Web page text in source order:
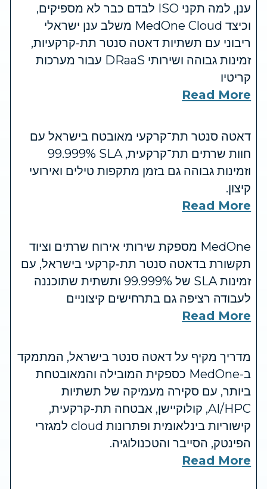
ענן, למה תקני ISO לבדם כבר לא מספיקים,
וכיצד MedOne Cloud משלב ענן ישראלי
ריבוני עם תשתיות דאטה סנטר תת-קרקעיות,
זמינות גבוהה ושירותי DRaaS עבור מערכות
קריטיו
Read More
דאטה סנטר תת־קרקעי מאובטח בישראל עם
חוות שרתים תת־קרקעית, SLA ‏99.999%
וזמינות גבוהה גם בזמן מתקפות טילים ואירועי
קיצון.
Read More
MedOne מספקת שירותי אירוח שרתים וציוד
תקשורת בדאטה סנטר תת‑קרקעי בישראל, עם
זמינות SLA של 99.999% ותשתית שתוכננה
לעבודה רציפה גם בתרחישים קיצוניים
Read More
מדריך מקיף על דאטה סנטר בישראל, המתמקד
ב-MedOne כספקית המובילה והמאובטחת
ביותר, עם סקירה מעמיקה של תשתיות
AI/HPC, קולוקיישן, אבטחה תת-קרקעית,
קישוריות בינלאומית ופתרונות cloud למגזרי
הפינטק, הסייבר והטכנולוגיה.
Read More